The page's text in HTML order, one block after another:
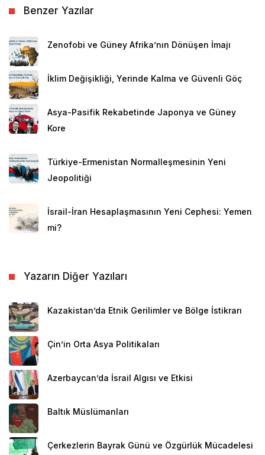
Benzer Yazılar
Zenofobi ve Güney Afrika’nın Dönüşen İmajı
İklim Değişikliği, Yerinde Kalma ve Güvenli Göç
Asya-Pasifik Rekabetinde Japonya ve Güney
Kore
Türkiye-Ermenistan Normalleşmesinin Yeni
Jeopolitiği
İsrail-İran Hesaplaşmasının Yeni Cephesi: Yemen
mi?
Yazarın Diğer Yazıları
Kazakistan’da Etnik Gerilimler ve Bölge İstikrarı
Çin’in Orta Asya Politikaları
Azerbaycan’da İsrail Algısı ve Etkisi
Baltık Müslümanları
Çerkezlerin Bayrak Günü ve Özgürlük Mücadelesi